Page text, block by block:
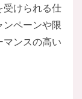
受けられる仕
ペーンや限
ンスの高い